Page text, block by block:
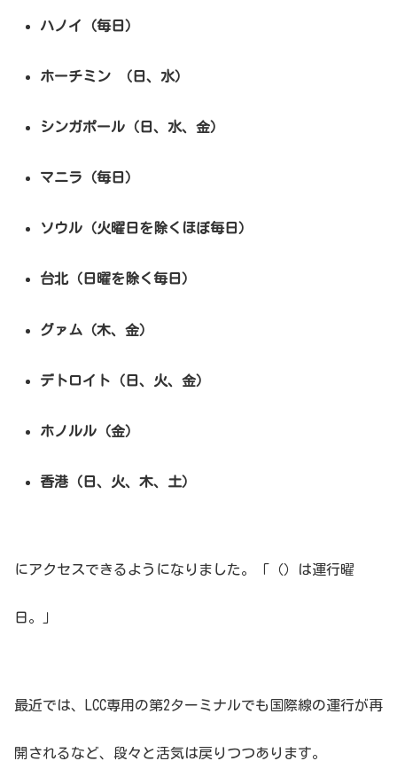
ハノイ（毎日）
ホーチミン （日、水）
シンガポール（日、水、金）
マニラ（毎日）
ソウル（火曜日を除くほぼ毎日）
台北（日曜を除く毎日）
グァム（木、金）
デトロイト（日、火、金）
ホノルル（金）
香港（日、火、木、土）
にアクセスできるようになりました。「（）は運行曜
日。」
最近では、LCC専用の第2ターミナルでも国際線の運行が再
開されるなど、段々と活気は戻りつつあります。